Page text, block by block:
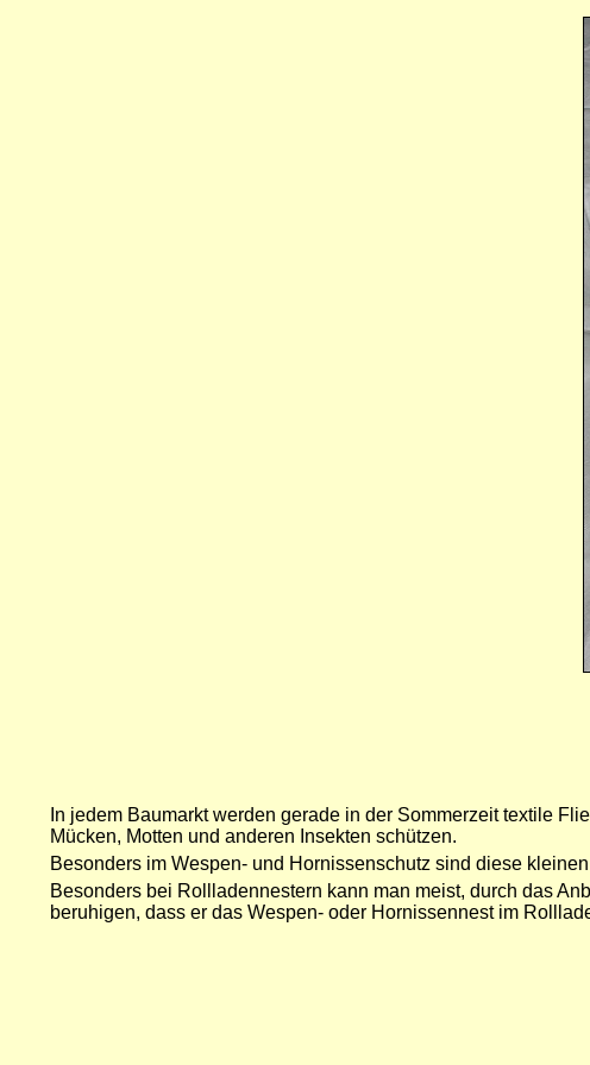
In jedem Baumarkt werden gerade in der Sommerzeit textile
Mücken, Motten und anderen Insekten schützen.
Besonders im Wespen- und Hornissenschutz sind diese
Besonders bei Rollladennestern kann man meist, durch das
beruhigen, dass er das Wespen- oder Hornissennest im